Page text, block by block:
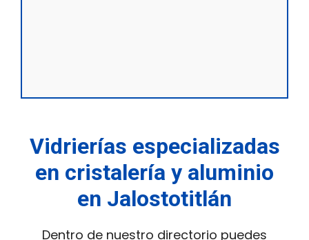
Vidrierías especializadas
en cristalería y aluminio
en Jalostotitlán
Dentro de nuestro directorio puedes